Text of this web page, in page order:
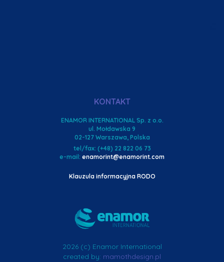
KONTAKT
ENAMOR INTERNATIONAL Sp. z o.o.
ul. Mołdawska 9
02-127 Warszawa, Polska
tel/fax: (+48) 22 822 06 73
e-mail: enamorint@enamorint.com
Klauzula informacyjna RODO
2026 (c) Enamor International
created by: mamothdesign.pl